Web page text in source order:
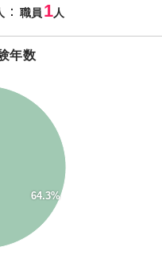
： 職員 1人
年数
64.3%